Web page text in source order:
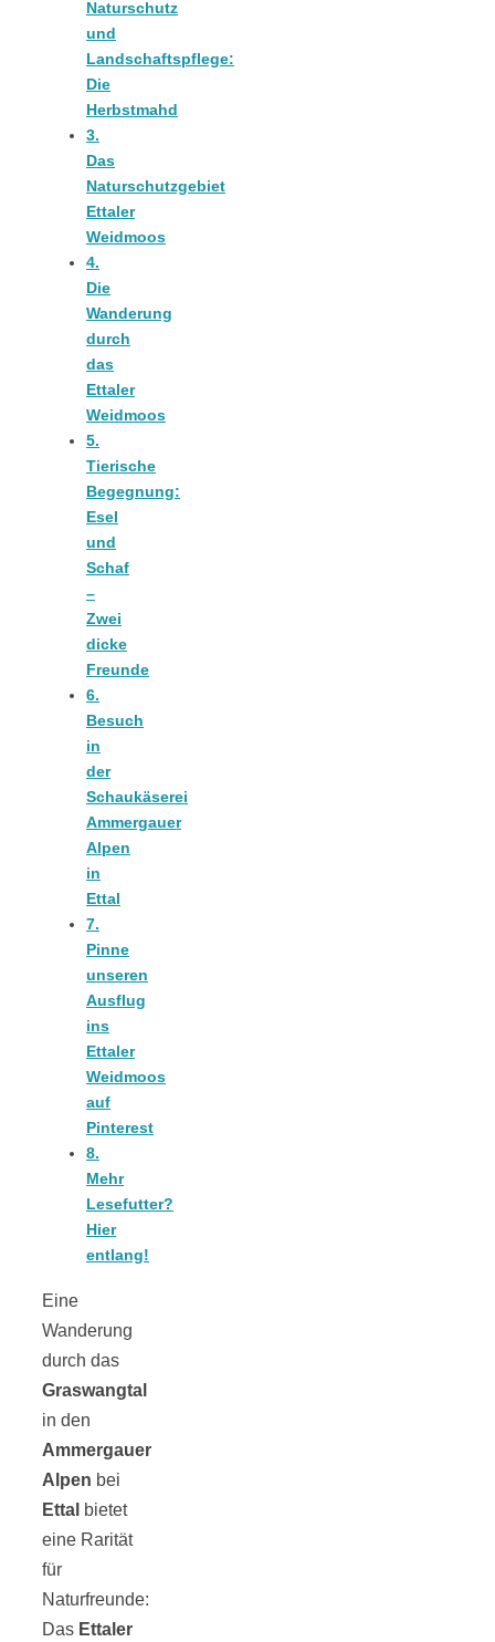
Naturschutz
und
Landschaftspflege:
Die
Herbstmahd
3.
Das
Naturschutzgebiet
Ettaler
Weidmoos
4.
Die
Wanderung
durch
das
Ettaler
Weidmoos
5.
Tierische
Begegnung:
Esel
und
Schaf
–
Zwei
dicke
Freunde
6.
Besuch
in
der
Schaukäserei
Ammergauer
Alpen
in
Ettal
7.
Pinne
unseren
Ausflug
ins
Ettaler
Weidmoos
auf
Pinterest
8.
Mehr
Lesefutter?
Hier
entlang!
Eine
Wanderung
durch das
Graswangtal
in den
Ammergauer
Alpen bei
Ettal bietet
eine Rarität
für
Naturfreunde:
Das Ettaler
Tomatensauce